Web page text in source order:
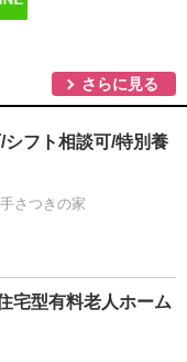
さらに見る
シフト相談可/特別養
さつきの家
宅型有料老人ホーム